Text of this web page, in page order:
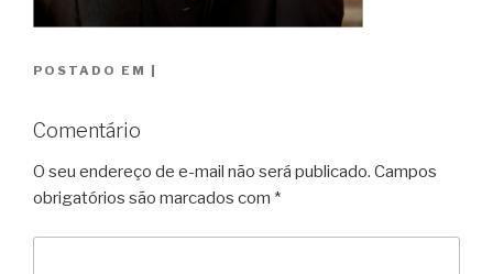
POSTADO EM
Comentário
O seu endereço de e-mail não será publicado. Campos
obrigatórios são marcados com *